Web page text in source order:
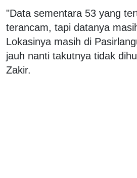
"Data sementara 53 yang
terancam, tapi datanya
Lokasinya masih di
jauh nanti takutnya tidak
Zakir.